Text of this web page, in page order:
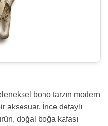
boho tarzın modern
aksesuar. İnce detaylı
doğal boğa kafası